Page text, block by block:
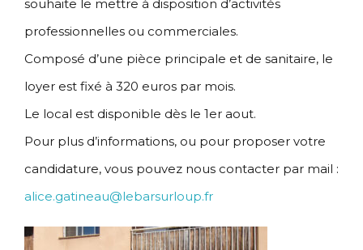
souhaite le mettre à disposition d’activités
professionnelles ou commerciales.
Composé d’une pièce principale et de sanitaire, le
loyer est fixé à 320 euros par mois.
Le local est disponible dès le 1er aout.
Pour plus d’informations, ou pour proposer votre
candidature, vous pouvez nous contacter par mail :
alice.gatineau@lebarsurloup.fr